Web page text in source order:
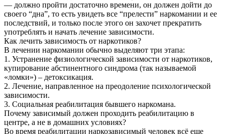
— должно пройти достаточно времени, он должен дойти до
своего “дна”, то есть увидеть все “прелести” наркомании и ее
последствий, и только после этого он захочет прекратить
употреблять и начать лечение зависимости.
Как лечить зависимость от наркотиков?
В лечении наркомании обычно выделяют три этапа:
1. Устранение физиологической зависимости от наркотиков,
купирование абстинентного синдрома (так называемой
«ломки») – детоксикация.
2. Лечение, направленное на преодоление психологической
зависимости.
3. Социальная реабилитация бывшего наркомана.
Почему зависимый должен проходить реабилитацию в
центре, а не в домашних условиях?
Во время реабилитации наркозависимый человек всё еще